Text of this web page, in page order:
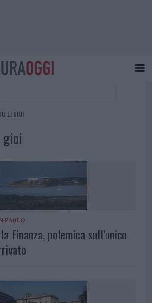
LI GIOI
PAOLO
Finanza, polemica sull’unico